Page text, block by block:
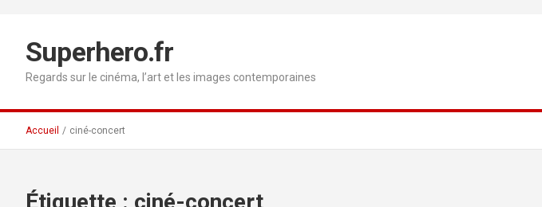
contenuSuperhero.fr
Regards sur le cinéma, l’art et les images contemporaines
Accueil ciné-concert